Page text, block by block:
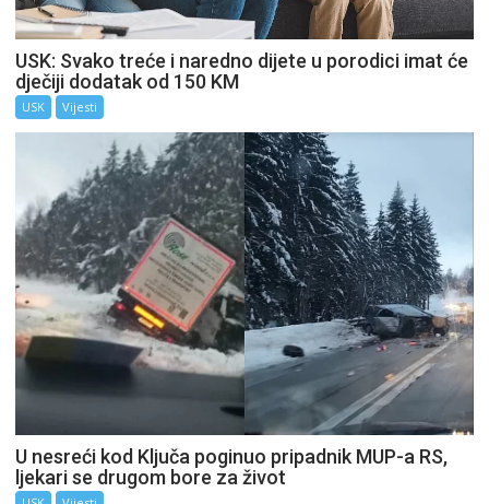
USK: Svako treće i naredno dijete u porodici imat će
dječiji dodatak od 150 KM
USK Vijesti
U nesreći kod Ključa poginuo pripadnik MUP-a RS,
ljekari se drugom bore za život